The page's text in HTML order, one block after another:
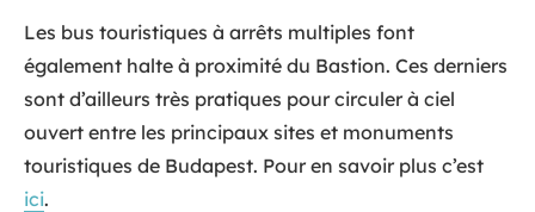
Les bus touristiques à arrêts multiples font
également halte à proximité du Bastion. Ces derniers
sont d’ailleurs très pratiques pour circuler à ciel
ouvert entre les principaux sites et monuments
touristiques de Budapest. Pour en savoir plus c’est
ici.